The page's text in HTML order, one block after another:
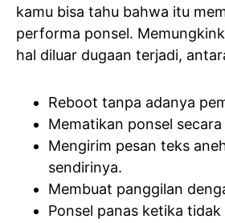
kamu bisa tahu bahwa itu
performa ponsel.
hal diluar dugaan terjadi,
Reboot tanpa adanya
Mematikan ponsel
Mengirim pesan teks
sendirinya.
Membuat panggilan
Ponsel panas ketika